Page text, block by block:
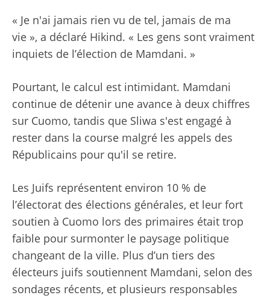
« Je n'ai jamais rien vu de tel, jamais de ma
vie », a déclaré Hikind. « Les gens sont vraiment
inquiets de l’élection de Mamdani. »
Pourtant, le calcul est intimidant. Mamdani
continue de détenir une avance à deux chiffres
sur Cuomo, tandis que Sliwa s'est engagé à
rester dans la course malgré les appels des
Républicains pour qu'il se retire.
Les Juifs représentent environ 10 % de
l’électorat des élections générales, et leur fort
soutien à Cuomo lors des primaires était trop
faible pour surmonter le paysage politique
changeant de la ville. Plus d’un tiers des
électeurs juifs soutiennent Mamdani, selon des
sondages récents, et plusieurs responsables